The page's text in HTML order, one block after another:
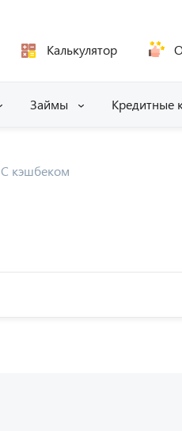
Калькулятор
Займы Кредитные
С кэшбеком